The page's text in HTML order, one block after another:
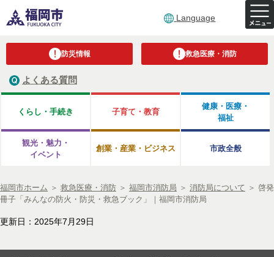
Language
防災情報 救急医療・消防
よくある質問
くらし・手続き 子育て・教育
健康・医療・
福祉
観光・魅力・
イベント
創業・産業・ビジネス 市政全般
福岡市ホーム ＞ 救急医療・消防 ＞ 福岡市消防局 ＞ 消防局について ＞ 啓発
冊子「みんなの防火・防災・救急ブック」｜福岡市消防局
更新日：2025年7月29日